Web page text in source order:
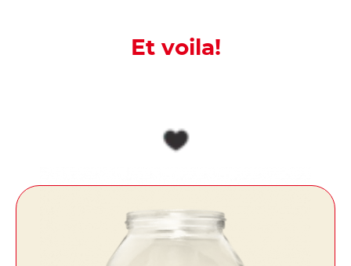
Et voila!